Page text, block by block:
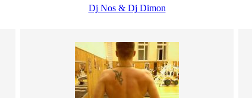
Dj Nos & Dj Dimon